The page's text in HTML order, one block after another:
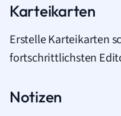
Karteikarten
Erstelle Karteikarten
fortschrittlichsten
Notizen